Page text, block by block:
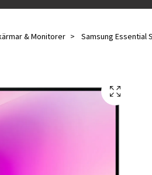
& Monitorer Samsung Essential